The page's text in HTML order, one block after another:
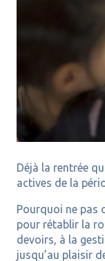
Déjà la rentrée
actives de la
Pourquoi ne pas
pour rétablir la
devoirs, à la
jusqu’au plaisir